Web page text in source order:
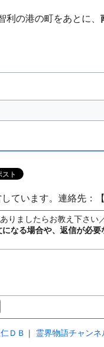
利の港の町をあとに、
ています。連絡先：【
りましたらお教え下さい
になる場合や、返信が必
ＤＢ ｜ 霊界物語チャンネ